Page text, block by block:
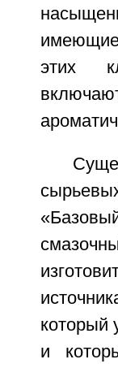
имеющие
этих
который
и